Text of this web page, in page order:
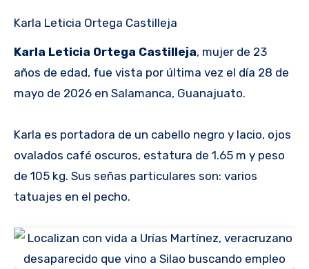
Karla Leticia Ortega Castilleja
Karla Leticia Ortega Castilleja, mujer de 23
años de edad, fue vista por última vez el día 28 de
mayo de 2026 en Salamanca, Guanajuato.
Karla es portadora de un cabello negro y lacio, ojos
ovalados café oscuros, estatura de 1.65 m y peso
de 105 kg. Sus señas particulares son: varios
tatuajes en el pecho.